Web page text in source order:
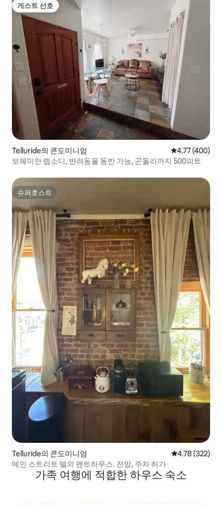
게스트 선호
게스트 선호
Telluride의 콘도미니엄 평점 4.77점(5
4.77 (400)
보헤미안 랩소디, 반려동물 동반 가능, 곤돌라까지 500피트
슈퍼호스트
슈퍼호스트
Telluride의 콘도미니엄 평점 4.78점(5
4.78 (322)
메인 스트리트 텔의 펜트하우스. 전망, 주차 허가
가족 여행에 적합한 하우스 숙소